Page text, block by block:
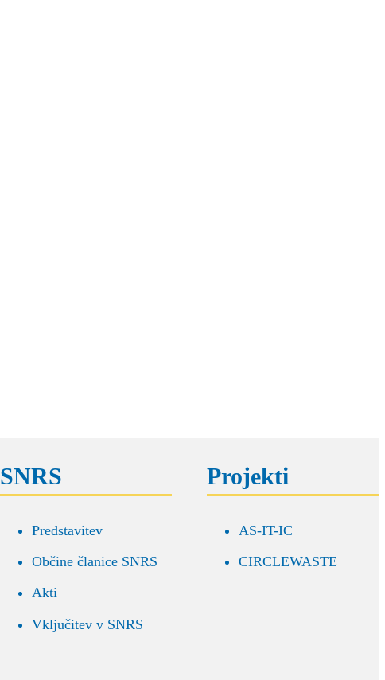
SNRS
Predstavitev
Občine članice SNRS
Akti
Vključitev v SNRS
Projekti
AS-IT-IC
CIRCLEWASTE